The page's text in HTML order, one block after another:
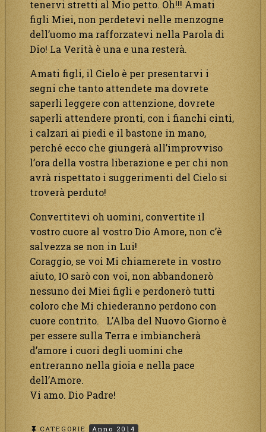
tenervi stretti al Mio petto. Oh!!! Amati
figli Miei, non perdetevi nelle menzogne
dell’uomo ma rafforzatevi nella Parola di
Dio! La Verità è una e una resterà.
Amati figli, il Cielo è per presentarvi i
segni che tanto attendete ma dovrete
saperli leggere con attenzione, dovrete
saperli attendere pronti, con i fianchi cinti,
i calzari ai piedi e il bastone in mano,
perché ecco che giungerà all’improvviso
l’ora della vostra liberazione e per chi non
avrà rispettato i suggerimenti del Cielo si
troverà perduto!
Convertitevi oh uomini, convertite il
vostro cuore al vostro Dio Amore, non c’è
salvezza se non in Lui!
Coraggio, se voi Mi chiamerete in vostro
aiuto, IO sarò con voi, non abbandonerò
nessuno dei Miei figli e perdonerò tutti
coloro che Mi chiederanno perdono con
cuore contrito. L’Alba del Nuovo Giorno è
per essere sulla Terra e imbiancherà
d’amore i cuori degli uomini che
entreranno nella gioia e nella pace
dell’Amore.
Vi amo. Dio Padre!
CATEGORIE Anno 2014